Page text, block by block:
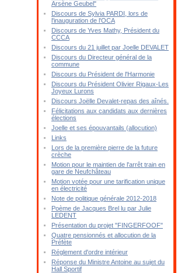
Arsène Geubel"
Discours de Sylvia PARDI, lors de
l'inauguration de l'OCA
Discours de Yves Mathy, Président du
CCCA
Discours du 21 juillet par Joelle DEVALET
Discours du Directeur général de la
commune
Discours du Président de l'Harmonie
Discours du Président Olivier Rigaux-Les
Joyeux Lurons
Discours Joëlle Devalet-repas des aînés.
Félicitations aux candidats aux dernières
élections
Joelle et ses épouvantails (allocution)
Links
Lors de la première pierre de la future
crèche
Motion pour le maintien de l'arrêt train en
gare de Neufchâteau
Motion votée pour une tarification unique
en électricité
Note de politique générale 2012-2018
Poème de Jacques Brel lu par Julie
LEDENT
Présentation du projet "FINGERFOOF"
Quatre pensionnés et allocution de la
Préfète
Réglement d'ordre intérieur
Réponse du Ministre Antoine au sujet du
Hall Sportif